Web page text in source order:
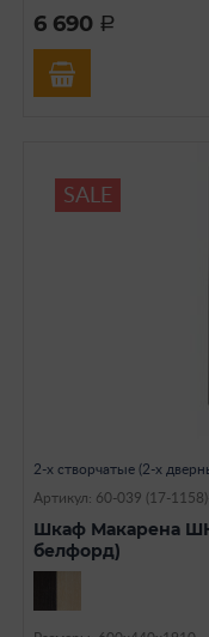
6 690 a
SALE
2-х створчатые (2-х
Артикул: 60-039 (17-
Шкаф Макарена
белфорд)